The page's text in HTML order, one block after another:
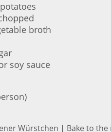
broth
soy sauce